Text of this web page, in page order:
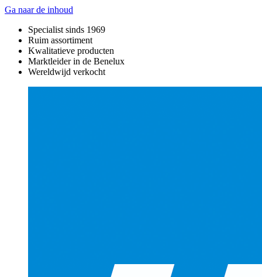
Ga naar de inhoud
Specialist sinds 1969
Ruim assortiment
Kwalitatieve producten
Marktleider in de Benelux
Wereldwijd verkocht